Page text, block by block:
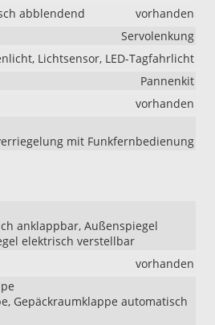
abblendend
vorhanden
Servolenkung
Lichtsensor, LED-Tagfahrlicht
Pannenkit
vorhanden
mit Funkfernbedienung
anklappbar, Außenspiegel
elektrisch verstellbar
vorhanden
Gepäckraumklappe automatisch